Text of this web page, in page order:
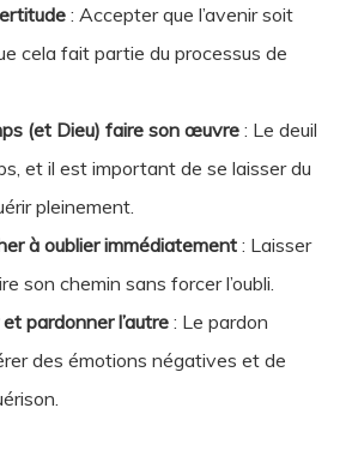
: Accepter que l’avenir soit
cela fait partie du processus de
(et Dieu) faire son œuvre: Le deuil
et il est important de se laisser du
pleinement.
à oublier immédiatement: Laisser
son chemin sans forcer l’oubli.
pardonner l’autre: Le pardon
des émotions négatives et de